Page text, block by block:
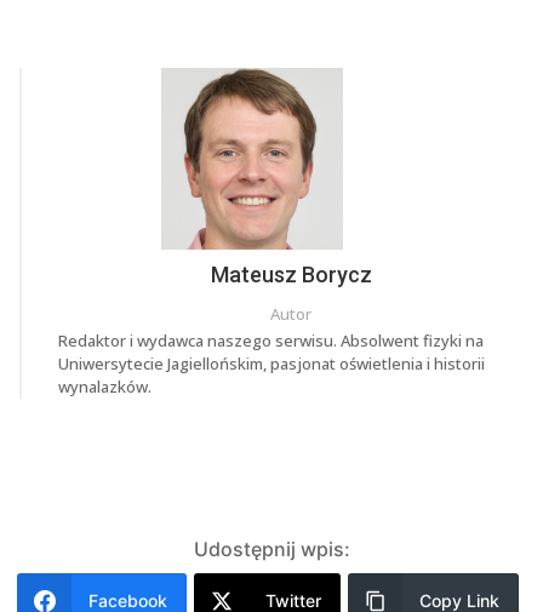
Mateusz Borycz
Autor
Redaktor i wydawca naszego serwisu. Absolwent fizyki na
Uniwersytecie Jagiellońskim, pasjonat oświetlenia i historii
wynalazków.
Udostępnij wpis:
Facebook Twitter Copy Link